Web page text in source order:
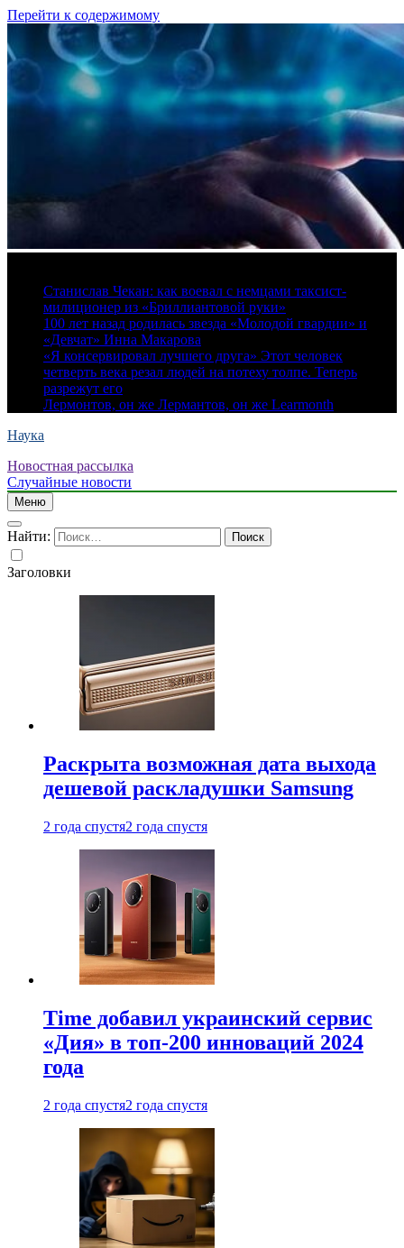
Перейти к содержимому
Станислав Чекан: как воевал с немцами таксист-
милиционер из «Бриллиантовой руки»
100 лет назад родилась звезда «Молодой гвардии» и
«Девчат» Инна Макарова
«Я консервировал лучшего друга» Этот человек
четверть века резал людей на потеху толпе. Теперь
разрежут его
Лермонтов, он же Лермантов, он же Learmonth
Наука
Новостная рассылка
Случайные новости
Меню
Найти:
Заголовки
Раскрыта возможная дата выхода
дешевой раскладушки Samsung
2 года спустя2 года спустя
Time добавил украинский сервис
«Дия» в топ-200 инноваций 2024
года
2 года спустя2 года спустя